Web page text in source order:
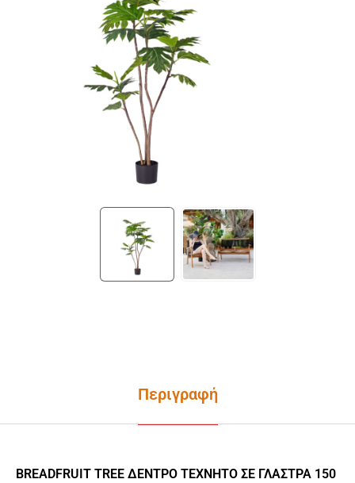
Περιγραφή
BREADFRUIT TREE ΔΕΝΤΡΟ ΤΕΧΝΗΤΟ ΣΕ ΓΛΑΣΤΡΑ 150